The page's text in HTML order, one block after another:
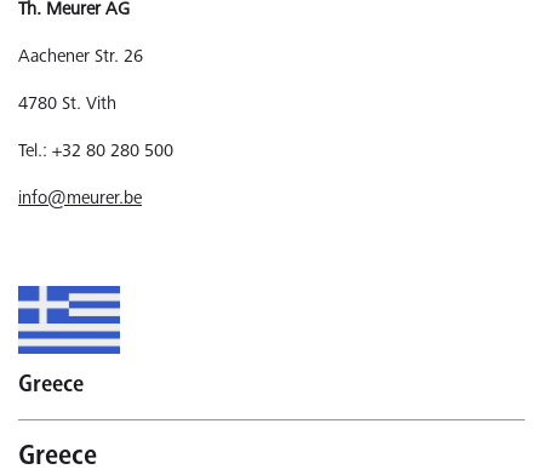
Th. Meurer AG
Aachener Str. 26
4780 St. Vith
Tel.: +32 80 280 500
info@meurer.be
Greece
Greece